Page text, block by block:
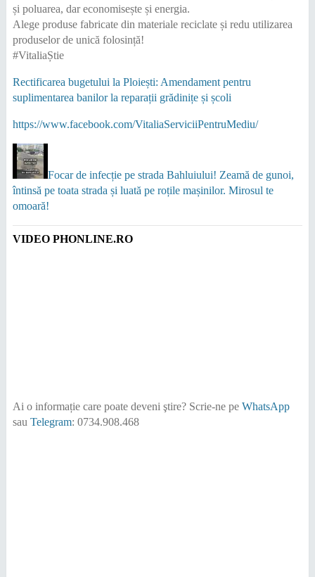
și poluarea, dar economisește și energia.
Alege produse fabricate din materiale reciclate și redu utilizarea
produselor de unică folosință!
#VitaliaȘtie
Rectificarea bugetului la Ploiești: Amendament pentru
suplimentarea banilor la reparații grădinițe și școli
https://www.facebook.com/VitaliaServiciiPentruMediu/
Focar de infecție pe strada Bahluiului! Zeamă de gunoi,
întinsă pe toata strada și luată pe roțile mașinilor. Mirosul te
omoară!
VIDEO PHONLINE.RO
Ai o informație care poate deveni ştire? Scrie-ne pe WhatsApp
sau Telegram: 0734.908.468